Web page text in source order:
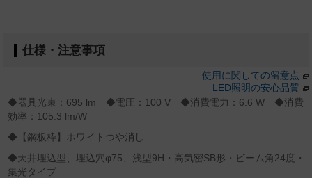
仕様・注意事項
使用に関しての留意点
LED照明の安心品質
◆器具光束：695 lm ◆電圧：100 V ◆消費電力：6.6 W ◆消費
効率：105.3 lm/W
◆【鋼板枠】ホワイトつや消し
◆天井埋込型、埋込穴φ75、浅型9H・高気密SB形・ビーム角24度・
集光タイプ